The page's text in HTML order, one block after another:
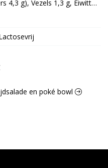
marjolein, tijm, venkelzaad,
foelie, witte peper], zout,
[koolzaad],
gebrande
E551, voedingszuur:
water, azijn, suiker,
sacharose, fructosestroop,
ui 2% [ui, palmolie,
4,3 g), Vezels 1,3 g, Eiwitten
en poké bowl